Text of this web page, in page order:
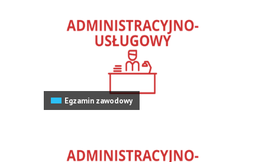
Egzamin zawodowy